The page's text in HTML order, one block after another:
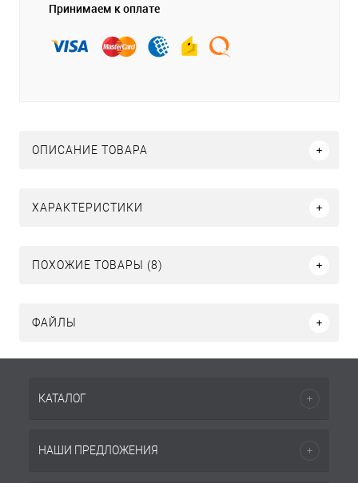
Принимаем к оплате
ОПИСАНИЕ ТОВАРА
ХАРАКТЕРИСТИКИ
ПОХОЖИЕ ТОВАРЫ (8)
ФАЙЛЫ
КАТАЛОГ
НАШИ ПРЕДЛОЖЕНИЯ